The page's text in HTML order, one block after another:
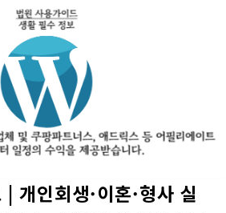
개인회생·이혼·형사 실